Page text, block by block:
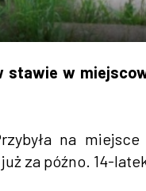
stawie w
na
za późno. 14-latek